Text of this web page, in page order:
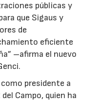
públicas y
que Sigaus y
de
eficiente
–afirma el nuevo
presidente a
Campo, quien ha